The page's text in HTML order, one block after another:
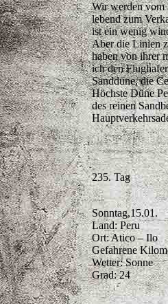
Wir werden vom
lebend zum
ist ein wenig
Aber die Linien
haben von ihrer
ich den
Sanddüne, die
Höchste Düne
des reinen
235. Tag
Sonntag,15.01.
Land: Peru
Ort: Atico – Ilo
Gefahrene
Wetter: Sonne
Grad: 24